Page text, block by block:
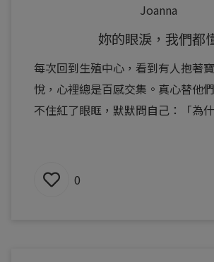
Joanna
妳的眼淚，我們都
每次回到生殖中心，看到有人抱著
悅，心裡總是百感交集。真心替他
不住紅了眼眶，默默問自己：「為
0